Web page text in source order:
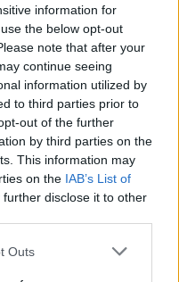
information for
the below opt-out
note that after your
continue seeing
information utilized by
to third parties prior to
out of the further
by third parties on the
This information may
on the IAB’s List of
further disclose it to other
Outs